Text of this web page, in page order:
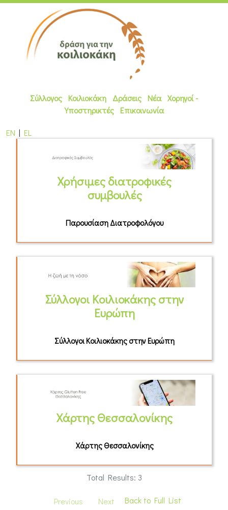
Σύλλογος Κοιλιοκάκη Δράσεις Νέα Χορηγοί -
Υποστηρικτές Επικοινωνία
EN | EL
Xρήσιμες διατροφικές
συμβουλές
Παρουσίαση Διατροφολόγου
Σύλλογοι Κοιλιοκάκης στην
Ευρώπη
Σύλλογοι Κοιλιοκάκης στην Ευρώπη
Χάρτης Θεσσαλονίκης
Χάρτης Θεσσαλονίκης
Total Results: 3
Previous Next Back to Full List